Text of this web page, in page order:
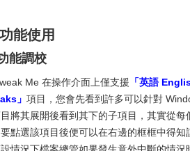
能使用
能調校
Me 在操作介面上僅支援 「英語
」 項目，您會先看到許多可以針對
將其展開後看到其下的子項目，其實從
點選該項目後便可以在右邊的框框中得